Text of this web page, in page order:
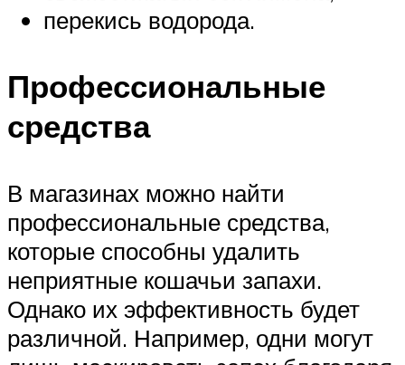
перекись водорода.
Профессиональные
средства
В магазинах можно найти
профессиональные средства,
которые способны удалить
неприятные кошачьи запахи.
Однако их эффективность будет
различной. Например, одни могут